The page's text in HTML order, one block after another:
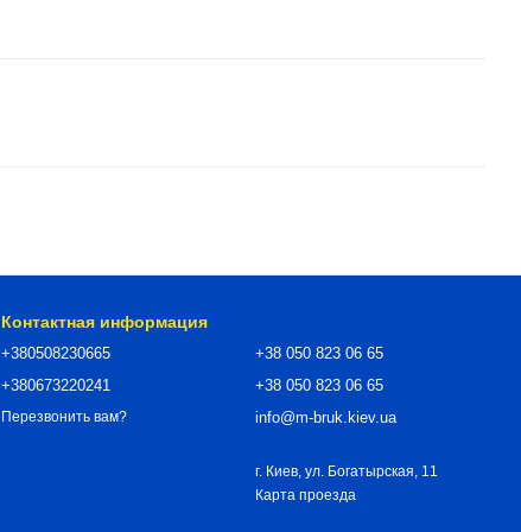
Контактная информация
+380508230665
+380673220241
Перезвонить вам?
+38 050 823 06 65
+38 050 823 06 65
info@m-bruk.kiev.ua
г. Киев, ул. Богатырская, 11
Карта проезда